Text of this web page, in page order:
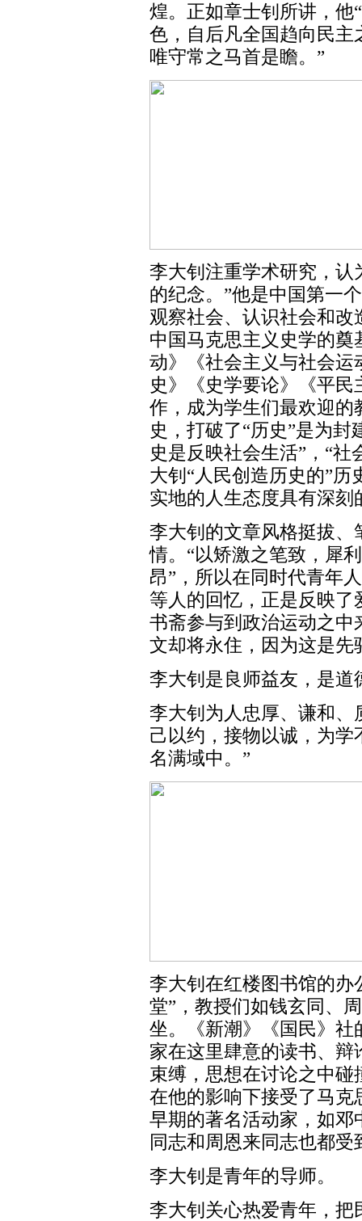
煌。正如章士钊所讲，他
色，自后凡全国趋向民
唯守常之马首是瞻。”
李大钊注重学术研究，认
的纪念。”他是中国第一
观察社会、认识社会和
中国马克思主义史学的
动》《社会主义与社会
史》《史学要论》《平
作，成为学生们最欢迎
史，打破了“历史”是为
史是反映社会生活”，“
大钊“人民创造历史的”历
实地的人生态度具有深刻
李大钊的文章风格挺拔
情。“以矫激之笔致，犀
昂”，所以在同时代青年
等人的回忆，正是反映
书斋参与到政治运动之中
文却将永住，因为这是先
李大钊是良师益友，是道
李大钊为人忠厚、谦和、
己以约，接物以诚，为
名满域中。”
李大钊在红楼图书馆的办
堂”，教授们如钱玄同、
坐。《新潮》《国民》
家在这里肆意的读书、
束缚，思想在讨论之中碰
在他的影响下接受了马
早期的著名活动家，如
同志和周恩来同志也都受
李大钊是青年的导师。
李大钊关心热爱青年，